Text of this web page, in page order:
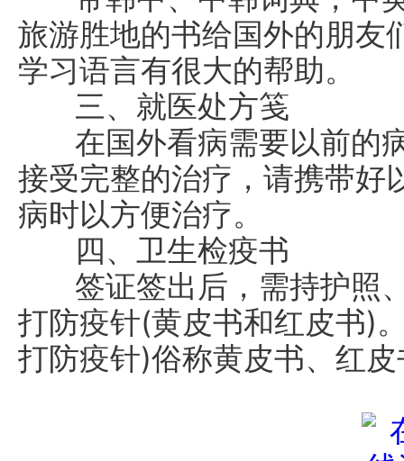
旅游胜地的书给国外的朋友
学习语言有很大的帮助。
三、就医处方笺
在国外看病需要以前的
接受完整的治疗，请携带好
病时以方便治疗。
四、卫生检疫书
签证签出后，需持护照
打防疫针(黄皮书和红皮书)
打防疫针)俗称黄皮书、红